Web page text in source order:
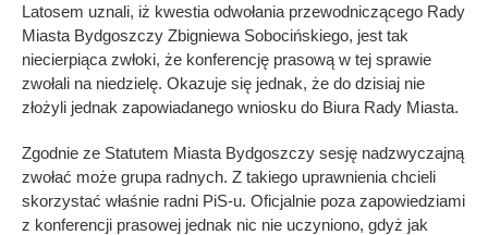
Latosem uznali, iż kwestia odwołania przewodniczącego Rady
Miasta Bydgoszczy Zbigniewa Sobocińskiego, jest tak
niecierpiąca zwłoki, że konferencję prasową w tej sprawie
zwołali na niedzielę. Okazuje się jednak, że do dzisiaj nie
złożyli jednak zapowiadanego wniosku do Biura Rady Miasta.
Zgodnie ze Statutem Miasta Bydgoszczy sesję nadzwyczajną
zwołać może grupa radnych. Z takiego uprawnienia chcieli
skorzystać właśnie radni PiS-u. Oficjalnie poza zapowiedziami
z konferencji prasowej jednak nic nie uczyniono, gdyż jak